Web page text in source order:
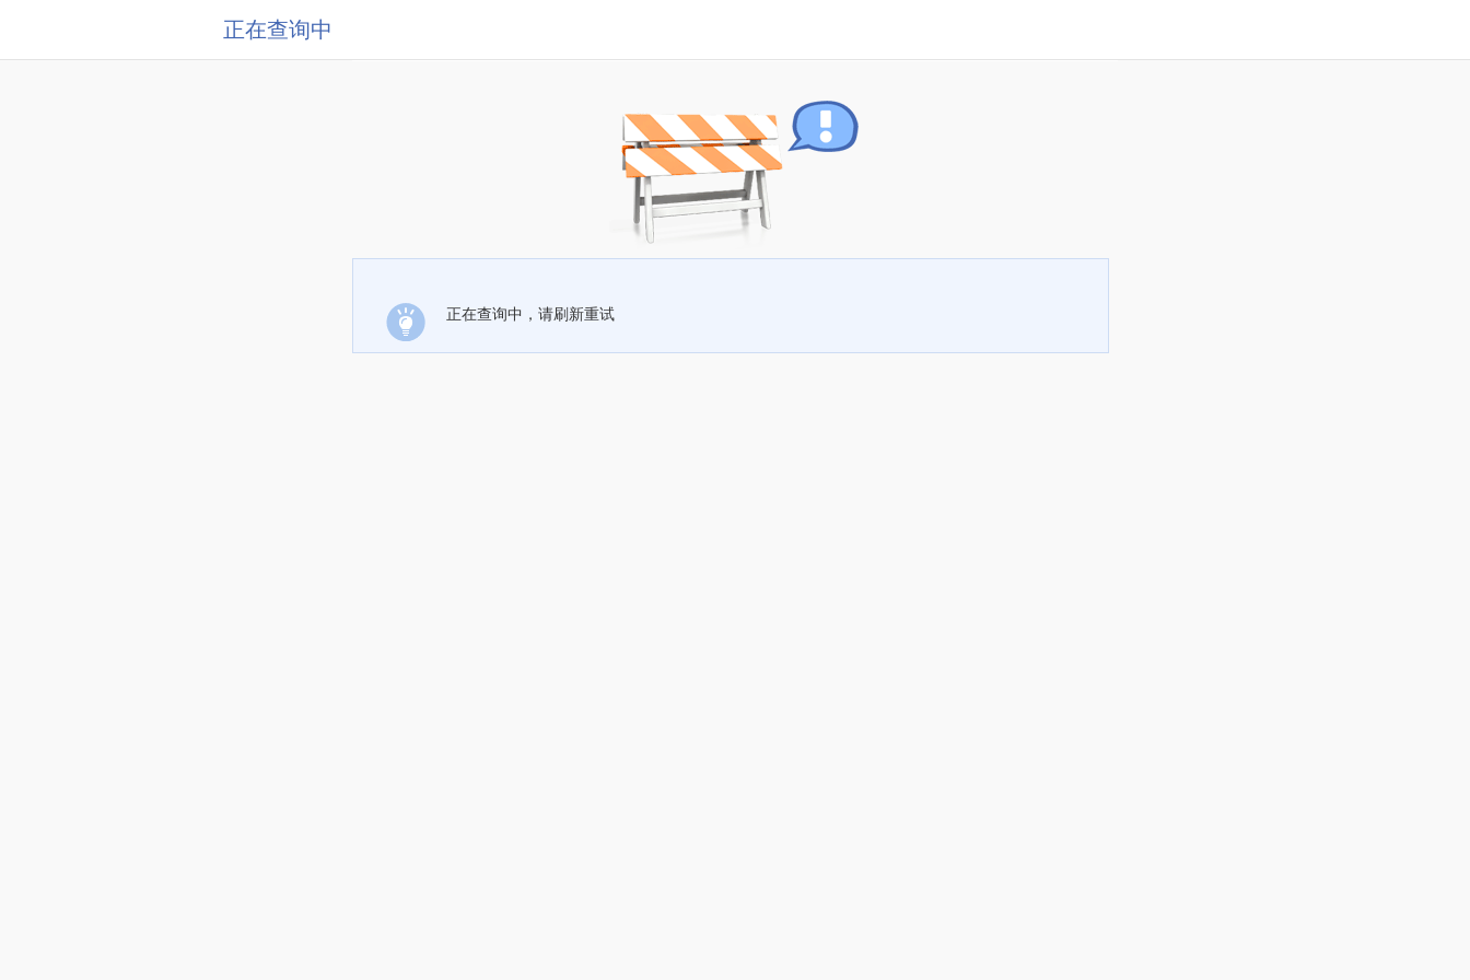
正在查询中
正在查询中，请刷新重试